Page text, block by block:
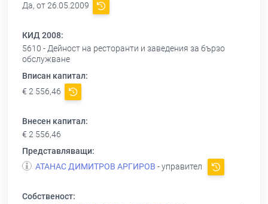
Да, от 26.05.2009
КИД 2008:
5610 - Дейност на ресторанти и заведения за бързо
обслужване
Вписан капитал:
€ 2 556,46
Внесен капитал:
€ 2 556,46
Представляващи:
АТАНАС ДИМИТРОВ АРГИРОВ - управител
Собственост: